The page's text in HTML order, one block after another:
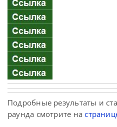
Подробные результаты и
раунда смотрите на